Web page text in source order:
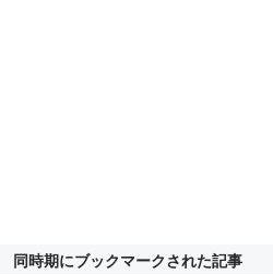
同時期にブックマークされた記事